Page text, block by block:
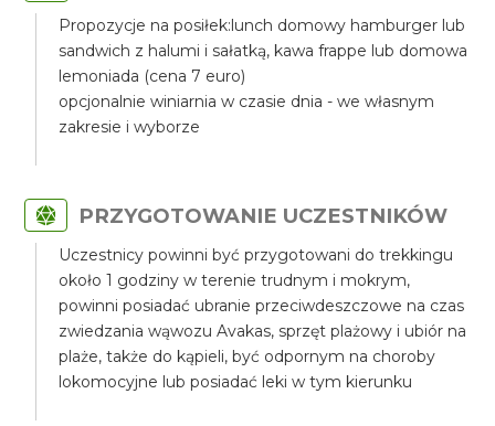
Propozycje na posiłek:lunch domowy hamburger lub
sandwich z halumi i sałatką, kawa frappe lub domowa
lemoniada (cena 7 euro)
opcjonalnie winiarnia w czasie dnia - we własnym
zakresie i wyborze
PRZYGOTOWANIE UCZESTNIKÓW
Uczestnicy powinni być przygotowani do trekkingu
około 1 godziny w terenie trudnym i mokrym,
powinni posiadać ubranie przeciwdeszczowe na czas
zwiedzania wąwozu Avakas, sprzęt plażowy i ubiór na
plaże, także do kąpieli, być odpornym na choroby
lokomocyjne lub posiadać leki w tym kierunku